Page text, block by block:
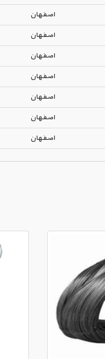
اصفهان
اصفهان
اصفهان
اصفهان
اصفهان
اصفهان
اصفهان